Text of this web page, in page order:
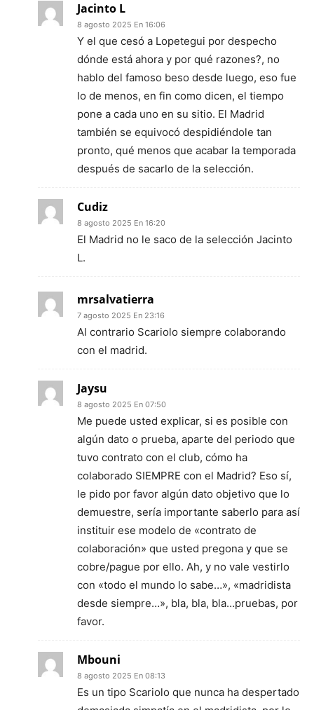
Jacinto L
8 agosto 2025 En 16:06
Y el que cesó a Lopetegui por despecho
dónde está ahora y por qué razones?, no
hablo del famoso beso desde luego, eso fue
lo de menos, en fin como dicen, el tiempo
pone a cada uno en su sitio. El Madrid
también se equivocó despidiéndole tan
pronto, qué menos que acabar la temporada
después de sacarlo de la selección.
Cudiz
8 agosto 2025 En 16:20
El Madrid no le saco de la selección Jacinto
L.
mrsalvatierra
7 agosto 2025 En 23:16
Al contrario Scariolo siempre colaborando
con el madrid.
Jaysu
8 agosto 2025 En 07:50
Me puede usted explicar, si es posible con
algún dato o prueba, aparte del periodo que
tuvo contrato con el club, cómo ha
colaborado SIEMPRE con el Madrid? Eso sí,
le pido por favor algún dato objetivo que lo
demuestre, sería importante saberlo para así
instituir ese modelo de «contrato de
colaboración» que usted pregona y que se
cobre/pague por ello. Ah, y no vale vestirlo
con «todo el mundo lo sabe…», «madridista
desde siempre…», bla, bla, bla…pruebas, por
favor.
Mbouni
8 agosto 2025 En 08:13
Es un tipo Scariolo que nunca ha despertado